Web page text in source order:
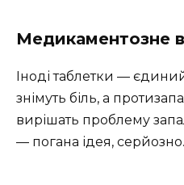
Медикаментозне
Іноді таблетки —
знімуть біль, а
вирішать проблему
— погана ідея, серйозно.